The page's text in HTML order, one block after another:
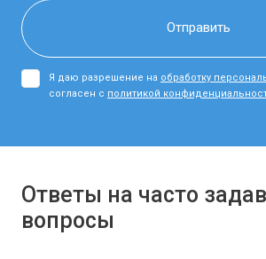
Я даю разрешение на обработку
согласен с политикой
Ответы на часто
вопросы